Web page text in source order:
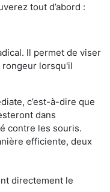
tout d’abord :
Il permet de viser
rongeur lorsqu'il
c’est-à-dire que
dans
contre les souris.
efficiente, deux
directement le